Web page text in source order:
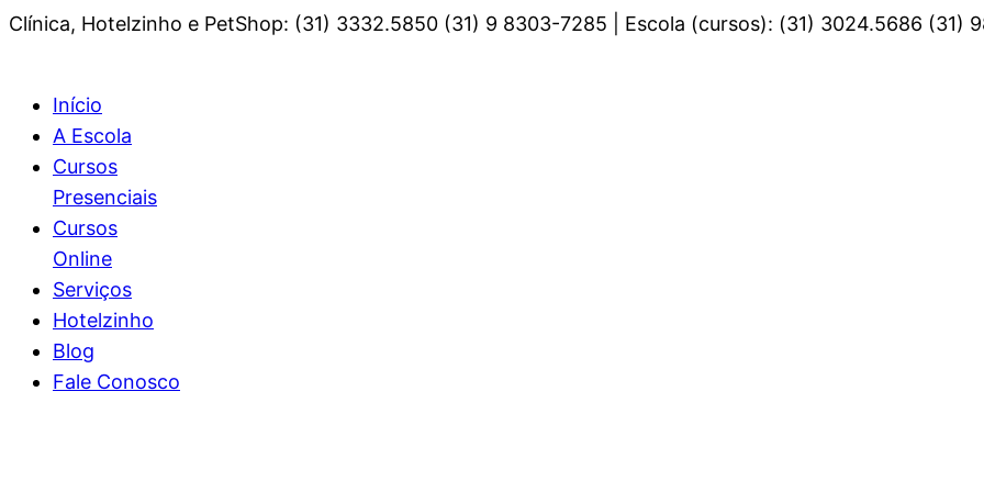
Clínica, Hotelzinho e PetShop: (31) 3332.5850 (31) 9 8303-7285 | Escola (cursos): (31) 3024.5686 (31)
Início
A Escola
Cursos
Presenciais
Cursos
Online
Serviços
Hotelzinho
Blog
Fale Conosco